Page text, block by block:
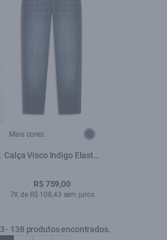
Mais cores:
Calça Visco Indigo Elastic
R$ 759,00
7X de R$ 108,43 sem juros
3- 138 produtos encontrados.